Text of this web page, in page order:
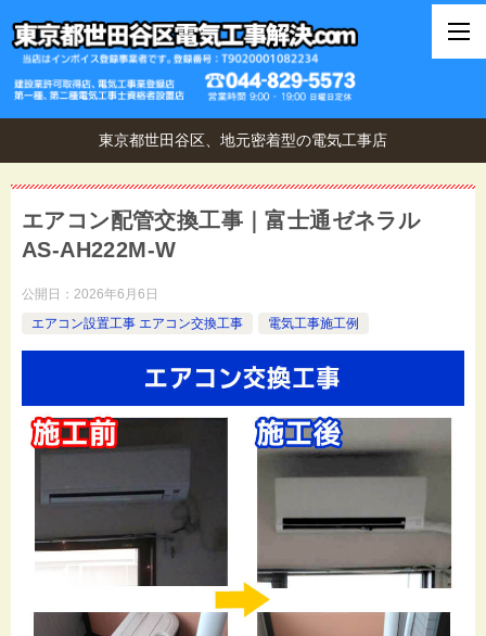
東京都世田谷区、地元密着型の電気工事店
エアコン配管交換工事｜富士通ゼネラル
AS-AH222M-W
公開日： 2026年6月6日
エアコン設置工事 エアコン交換工事
電気工事施工例